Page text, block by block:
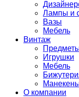
Лампы и
Вазы
Мебель
Винтаж
Игрушки
Мебель
О компании